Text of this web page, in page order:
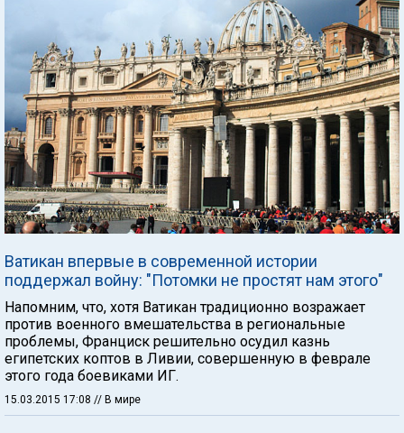
Ватикан впервые в современной истории
поддержал войну: "Потомки не простят нам этого"
Напомним, что, хотя Ватикан традиционно возражает
против военного вмешательства в региональные
проблемы, Франциск решительно осудил казнь
египетских коптов в Ливии, совершенную в феврале
этого года боевиками ИГ.
15.03.2015 17:08 // В мире